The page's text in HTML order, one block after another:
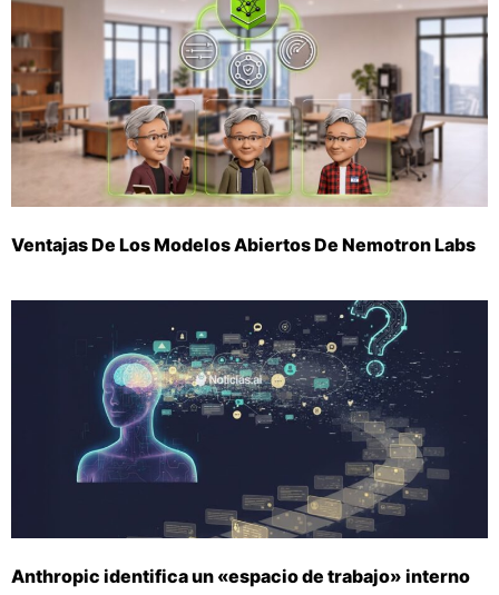
Ventajas De Los Modelos Abiertos De Nemotron Labs
Anthropic identifica un «espacio de trabajo» interno